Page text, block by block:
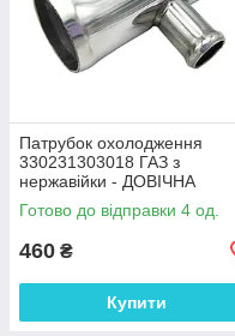
Патрубок охолодження
330231303018 ГАЗ з
нержавійки - ДОВІЧНА
ГАРАНТІЯ
Готово до відправки 4 од.
460 ₴
Купити